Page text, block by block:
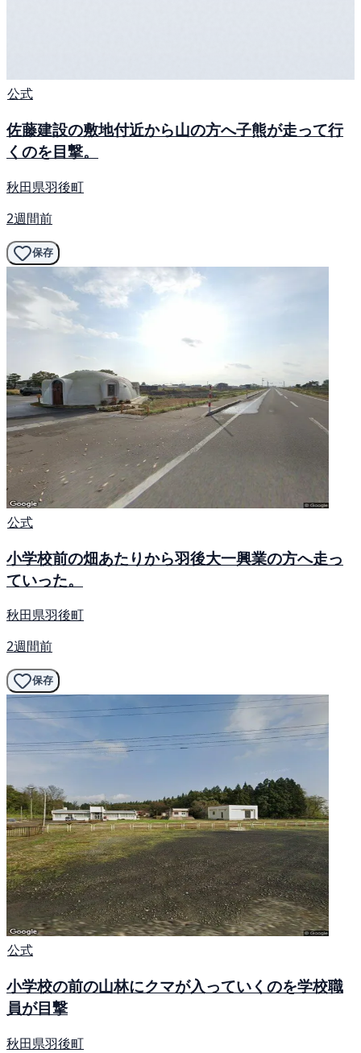
公式
佐藤建設の敷地付近から山の方へ子熊が走って行
くのを目撃。
秋田県羽後町
2週間前
保存
公式
小学校前の畑あたりから羽後大一興業の方へ走っ
ていった。
秋田県羽後町
2週間前
保存
公式
小学校の前の山林にクマが入っていくのを学校職
員が目撃
秋田県羽後町